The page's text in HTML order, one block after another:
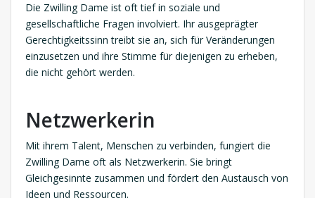
Die Zwilling Dame ist oft tief in soziale und
gesellschaftliche Fragen involviert. Ihr ausgeprägter
Gerechtigkeitssinn treibt sie an, sich für Veränderungen
einzusetzen und ihre Stimme für diejenigen zu erheben,
die nicht gehört werden.
Netzwerkerin
Mit ihrem Talent, Menschen zu verbinden, fungiert die
Zwilling Dame oft als Netzwerkerin. Sie bringt
Gleichgesinnte zusammen und fördert den Austausch von
Ideen und Ressourcen.